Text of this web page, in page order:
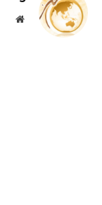
موقع